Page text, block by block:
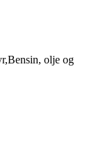
olje og